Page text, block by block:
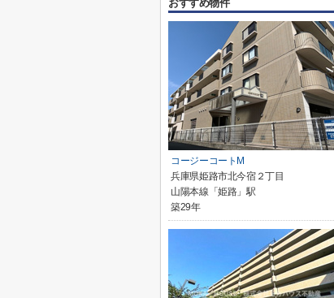
おすすめ物件
コージーコートM
兵庫県姫路市北今宿２丁目
山陽本線「姫路」駅
築29年